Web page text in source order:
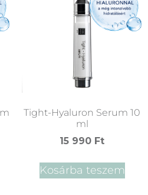
Tight-Hyaluron Serum 10
ml
15 990 Ft
Kosárba teszem